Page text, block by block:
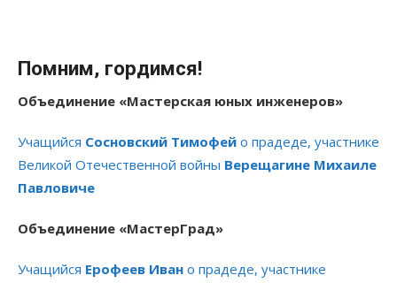
Помним, гордимся!
Объединение «Мастерская юных инженеров»
Учащийся Сосновский Тимофей о прадеде, участнике
Великой Отечественной войны Верещагине Михаиле
Павловиче
Объединение «МастерГрад»
Учащийся Ерофеев Иван о прадеде, участнике